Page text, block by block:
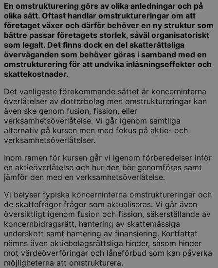
En omstrukturering görs av olika anledningar och på
olika sätt. Oftast handlar omstruktureringar om att
företaget växer och därför behöver en ny struktur som
bättre passar företagets storlek, såväl organisatoriskt
som legalt. Det finns dock en del skatterättsliga
överväganden som behöver göras i samband med en
omstrukturering för att undvika inlåsningseffekter och
skattekostnader.
Det vanligaste förekommande sättet är koncerninterna
överlåtelser av dotterbolag men omstruktureringar kan
även ske genom fusion, fission, eller
verksamhetsöverlåtelse. Vi går igenom samtliga
alternativ på kursen men med fokus på aktie- och
verksamhetsöverlåtelser.
Inom ramen för kursen går vi igenom förberedelser inför
en aktieöverlåtelse och hur den bör genomföras samt
jämför den med en verksamhetsöverlåtelse.
Vi belyser typiska koncerninterna omstruktureringar och
de skattefrågor frågor som aktualiseras. Vi går även
översiktligt igenom fusion och fission, säkerställande av
koncernbidragsrätt, hantering av skattemässiga
underskott samt hantering av finansiering. Kortfattat
nämns även aktiebolagsrättsliga hinder, såsom hinder
mot värdeöverföringar och låneförbud som kan påverka
möjligheterna att omstrukturera.